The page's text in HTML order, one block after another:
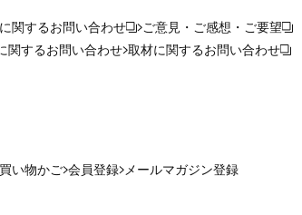
関するお問い合わせ
ご意見・ご感想・ご要望
関するお問い合わせ 取材に関するお問い合わせ
い物かご 会員登録 メールマガジン登録